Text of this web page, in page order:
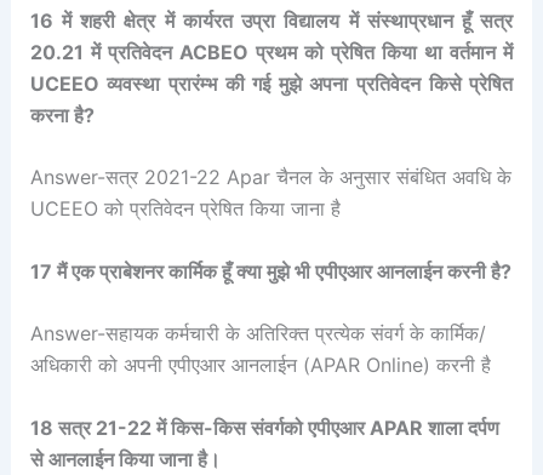
16 में शहरी क्षेत्र में कार्यरत उप्रा विद्यालय में संस्थाप्रधान हूँ सत्र
20.21 में प्रतिवेदन ACBEO प्रथम को प्रेषित किया था वर्तमान में
UCEEO व्यवस्था प्रारंम्भ की गई मुझे अपना प्रतिवेदन किसे प्रेषित
करना है?
Answer-सत्र 2021-22 Apar चैनल के अनुसार संबंधित अवधि के
UCEEO को प्रतिवेदन प्रेषित किया जाना है
17 मैं एक प्राबेशनर कार्मिक हूँ क्या मुझे भी एपीएआर आनलाईन करनी है?
Answer-सहायक कर्मचारी के अतिरिक्त प्रत्येक संवर्ग के कार्मिक/
अधिकारी को अपनी एपीएआर आनलाईन (APAR Online) करनी है
18 सत्र 21-22 में किस-किस संवर्गको एपीएआर APAR शाला दर्पण
से आनलाईन किया जाना है।